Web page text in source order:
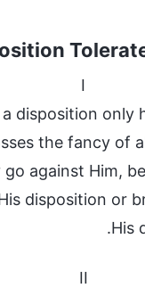
I
disposition only
the fancy of
against Him,
disposition or
His
II